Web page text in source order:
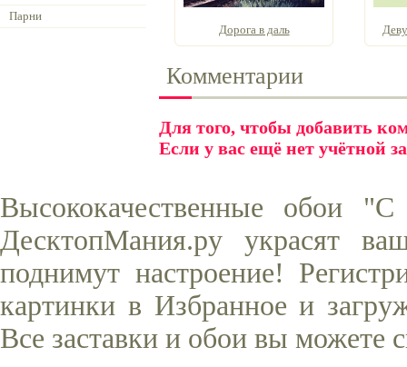
Парни
Дорога в даль
Комментарии
Для того, чтобы добавить
Если у вас ещё нет учётной
Высококачественные обои
ДесктопМания.ру украсят
поднимут настроение!
картинки в Избранное и
Все заставки и обои вы можете